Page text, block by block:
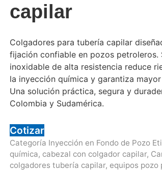
capilar
Colgadores para tubería capilar
fijación confiable en pozos petroleros.
inoxidable de alta resistencia reduce
la inyección química y garantiza
Una solución práctica, segura y
Colombia y Sudamérica.
Cotizar
Categoría Inyección en Fondo de Pozo
química, cabezal con colgador capilar,
colgadores tubería capilar, equipos pozo